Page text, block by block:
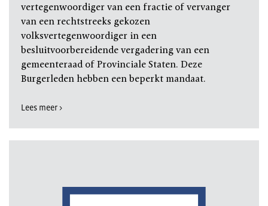
vertegenwoordiger van een fractie of vervanger
van een rechtstreeks gekozen
volksvertegenwoordiger in een
besluitvoorbereidende vergadering van een
gemeenteraad of Provinciale Staten. Deze
Burgerleden hebben een beperkt mandaat.
Lees meer >